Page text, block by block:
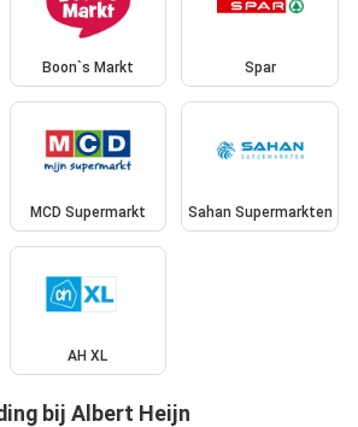
Boon`s Markt Spar
MCD Supermarkt Sahan Supermarkten
AH XL
bij Albert Heijn